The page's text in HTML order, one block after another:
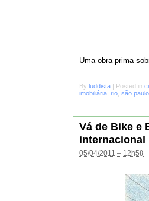
Uma obra prima
By luddista | Posted in
imobiliária rio são paulo
Vá de Bike e
internacional
05/04/2011 – 12h58